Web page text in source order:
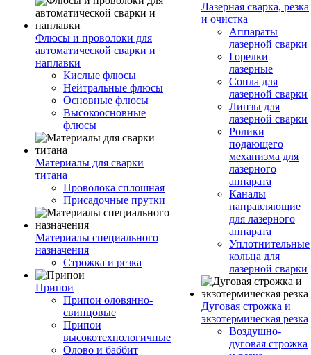
Флюсы и проволоки для
автоматической сварки и
наплавки
Кислые флюсы
Нейтральные флюсы
Основные флюсы
Высокоосновные
флюсы
Материалы для сварки
титана
Проволока сплошная
Присадочные прутки
Материалы специального
назначения
Строжка и резка
Припои
Припои оловянно-
свинцовые
Припои
высокотехнологичные
Олово и баббит
Лазерная сварка, резка
и очистка
Аппараты
лазерной сварки
Горелки
лазерные
Сопла для
лазерной сварки
Линзы для
лазерной сварки
Ролики
подающего
механизма для
лазерного
аппарата
Каналы
направляющие
для лазерного
аппарата
Уплотнительные
кольца для
лазерной сварки
Дуговая строжка и
экзотермическая резка
Воздушно-
дуговая строжка